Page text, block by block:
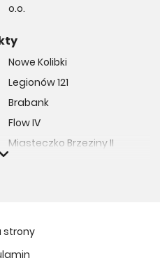
o.o.
Nowe Kolibki
Legionów 121
Brabank
Flow IV
Miasteczko Brzeziny II
strony